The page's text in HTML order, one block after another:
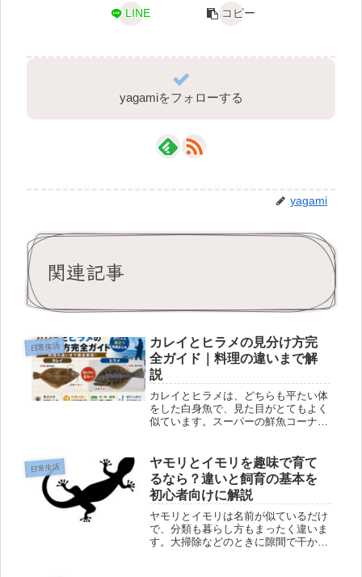
LINE コピー
yagamiをフォローする
yagami
関連記事
日常生活
カレイとヒラメの見分け方完
全ガイド｜料理の違いまで解
説
カレイとヒラメは、どちらも平たい体
をした白身魚で、見た目がとてもよく
似ています。スーパーの鮮魚コーナー
いのではないでしょうか。一般的には
「左ヒラメに右カレイ」という覚え方
が...
日常生活
ヤモリとイモリを趣味で育て
るなら？違いと飼育の基本を
初心者向けに解説
ヤモリとイモリは名前が似ているだけ
で、分類も暮らし方もまったく違いま
す。大掃除などのときに隙間で干から